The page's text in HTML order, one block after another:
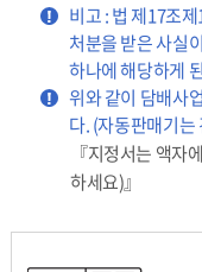
비고 : 법 제17조
처분을 받은 사실
하나에 해당하게
위와 같이 담배사
다. (자동판매기는
『지정서는 액자
하세요)』